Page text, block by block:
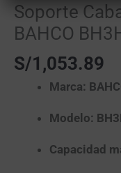
Soporte
BAHCO
S/1,053.89
Marca:
Modelo:
Capacidad